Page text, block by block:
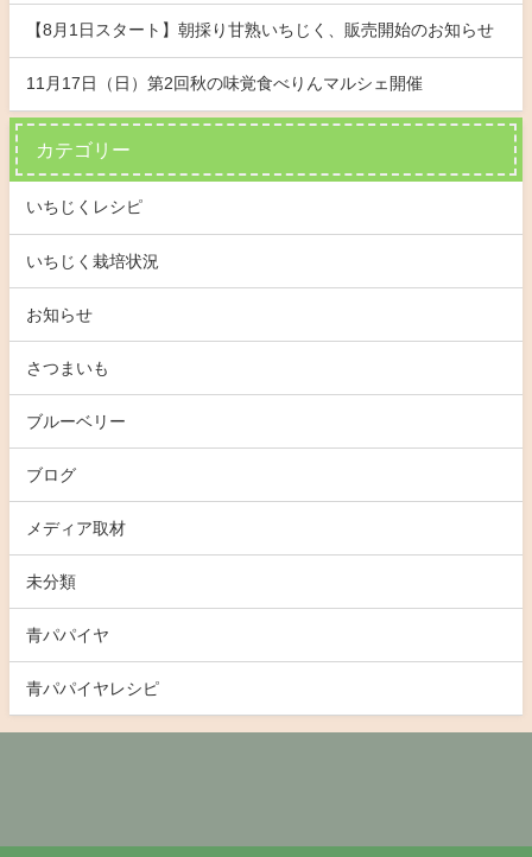
【8月1日スタート】朝採り甘熟いちじく、販売開始のお知らせ
11月17日（日）第2回秋の味覚食べりんマルシェ開催
カテゴリー
いちじくレシピ
いちじく栽培状況
お知らせ
さつまいも
ブルーベリー
ブログ
メディア取材
未分類
青パパイヤ
青パパイヤレシピ